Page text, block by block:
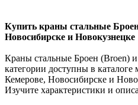
Купить краны стальные
Новосибирске и Новокузнецке
Краны стальные Броен (Broen)
категории доступны в
Кемерове, Новосибирске и
Изучите характеристики и